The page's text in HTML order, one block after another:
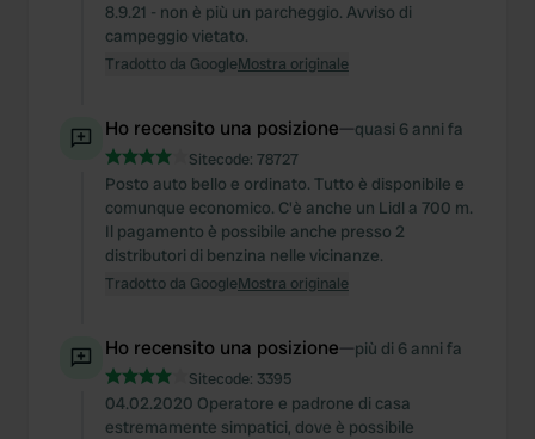
8.9.21 - non è più un parcheggio. Avviso di
campeggio vietato.
Tradotto da GoogleMostra originale
Ho recensito una posizione—quasi 6 anni fa
Sitecode: 78727
Posto auto bello e ordinato. Tutto è disponibile e
comunque economico. C'è anche un Lidl a 700 m.
Il pagamento è possibile anche presso 2
distributori di benzina nelle vicinanze.
Tradotto da GoogleMostra originale
Ho recensito una posizione—più di 6 anni fa
Sitecode: 3395
04.02.2020 Operatore e padrone di casa
estremamente simpatici, dove è possibile